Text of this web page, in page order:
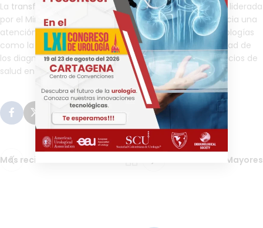
La transformación digital del sector saluden Colombia, liderada
por el Ministerio TIC, representa un paso importante hacia una
atención médica más inclusiva y digital. El uso de tecnologías
como la IA y las redes 5G no solo busca mejorar la calidad de
los diagnósticos, sino también facilitar el acceso a servicios de
salud en todo el país.
Más reciente Mayores